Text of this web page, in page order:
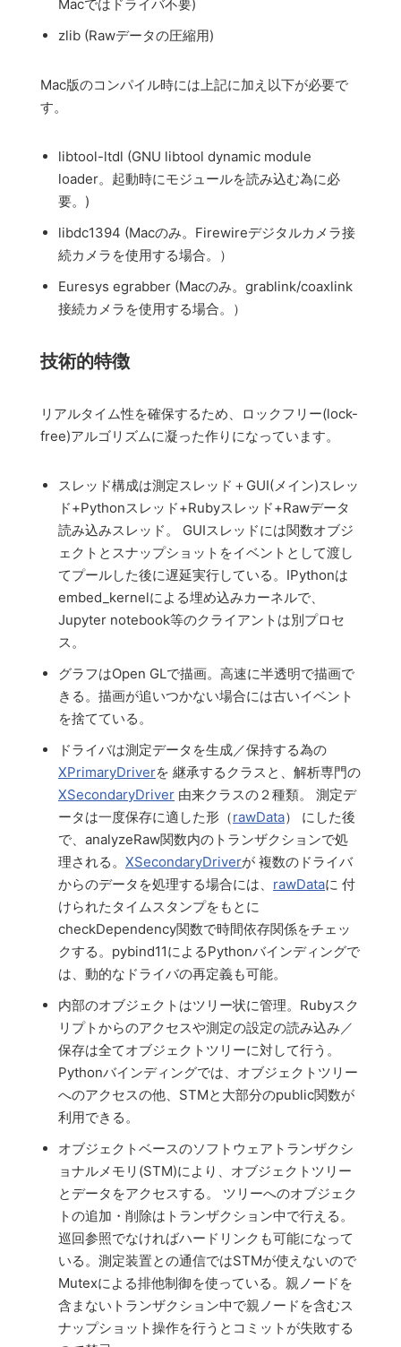
Macではドライバ不要)
zlib (Rawデータの圧縮用)
Mac版のコンパイル時には上記に加え以下が必要で
す。
libtool-ltdl (GNU libtool dynamic module
loader。起動時にモジュールを読み込む為に必
要。)
libdc1394 (Macのみ。Firewireデジタルカメラ接
続カメラを使用する場合。）
Euresys egrabber (Macのみ。grablink/coaxlink
接続カメラを使用する場合。）
技術的特徴
リアルタイム性を確保するため、ロックフリー(lock-
free)アルゴリズムに凝った作りになっています。
スレッド構成は測定スレッド＋GUI(メイン)スレッ
ド+Pythonスレッド+Rubyスレッド+Rawデータ
読み込みスレッド。 GUIスレッドには関数オブジ
ェクトとスナップショットをイベントとして渡し
てプールした後に遅延実行している。IPythonは
embed_kernelによる埋め込みカーネルで、
Jupyter notebook等のクライアントは別プロセ
ス。
グラフはOpen GLで描画。高速に半透明で描画で
きる。描画が追いつかない場合には古いイベント
を捨てている。
ドライバは測定データを生成／保持する為の
XPrimaryDriverを 継承するクラスと、解析専門の
XSecondaryDriver 由来クラスの２種類。 測定デ
ータは一度保存に適した形（rawData） にした後
で、analyzeRaw関数内のトランザクションで処
理される。 XSecondaryDriverが 複数のドライバ
からのデータを処理する場合には、 rawDataに 付
けられたタイムスタンプをもとに
checkDependency関数で時間依存関係をチェッ
クする。pybind11によるPythonバインディングで
は、動的なドライバの再定義も可能。
内部のオブジェクトはツリー状に管理。Rubyスク
リプトからのアクセスや測定の設定の読み込み／
保存は全てオブジェクトツリーに対して行う。
Pythonバインディングでは、オブジェクトツリー
へのアクセスの他、STMと大部分のpublic関数が
利用できる。
オブジェクトベースのソフトウェアトランザクシ
ョナルメモリ(STM)により、オブジェクトツリー
とデータをアクセスする。 ツリーへのオブジェク
トの追加・削除はトランザクション中で行える。
巡回参照でなければハードリンクも可能になって
いる。測定装置との通信ではSTMが使えないので
Mutexによる排他制御を使っている。親ノードを
含まないトランザクション中で親ノードを含むス
ナップショット操作を行うとコミットが失敗する